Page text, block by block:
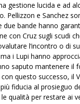
gestione lucida e ad
Pellizzon e Sanchez
bande hanno
con Cruz sugli scudi
l’incontro o di
i Lupi hanno
saputo mantenere il
con questo successo, il
fiducia al prosieguo
qualità per restare ai